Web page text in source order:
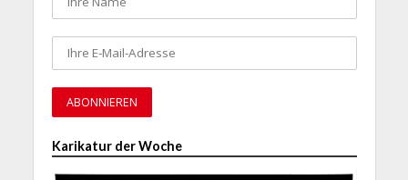
Karikatur der Woche